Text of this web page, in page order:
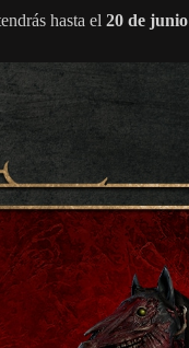
hasta el 20 de junio